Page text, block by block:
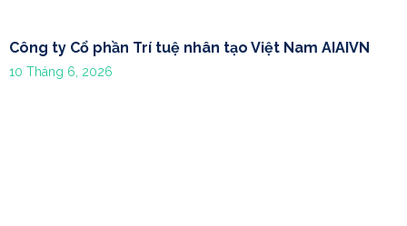
Công ty Cổ phần Trí tuệ nhân tạo Việt Nam AIAIVN
10 Tháng 6, 2026